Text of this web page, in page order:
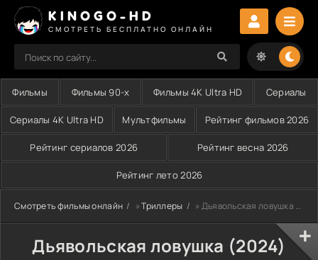
KINOGO-HD
СМОТРЕТЬ БЕСПЛАТНО ОНЛАЙН
Фильмы Фильмы 90-х Фильмы 4K Ultra HD Сериалы
Сериалы 4K Ultra HD Мультфильмы Рейтинг фильмов 2026
Рейтинг сериалов 2026 Рейтинг весна 2026
Рейтинг лето 2026
Смотреть фильмы онлайн »Триллеры » Дьявольская ловушка (2024)
Дьявольская ловушка (2024)